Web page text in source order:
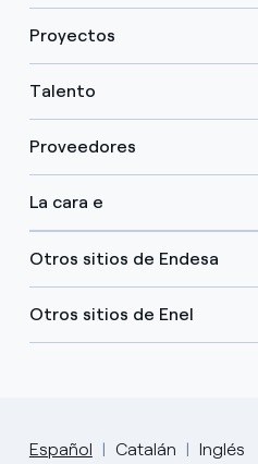
Proyectos
Talento
Proveedores
La cara e
Otros sitios de Endesa
Otros sitios de Enel
Español Catalán Inglés